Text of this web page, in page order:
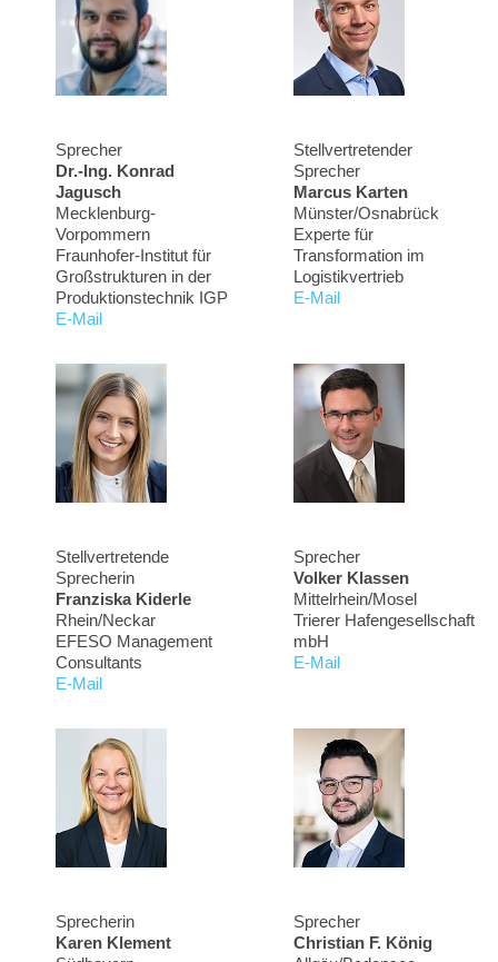
Sprecher
Dr.-Ing. Konrad
Jagusch
Mecklenburg-
Vorpommern
Fraunhofer-Institut für
Großstrukturen in der
Produktionstechnik IGP
E-Mail
Stellvertretender
Sprecher
Marcus Karten
Münster/Osnabrück
Experte für
Transformation im
Logistikvertrieb
E-Mail
Stellvertretende
Sprecherin
Franziska Kiderle
Rhein/Neckar
EFESO Management
Consultants
E-Mail
Sprecher
Volker Klassen
Mittelrhein/Mosel
Trierer Hafengesellschaft
mbH
E-Mail
Sprecherin
Karen Klement
Sprecher
Christian F. König